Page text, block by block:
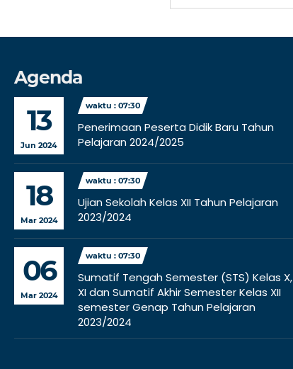
Agenda
13
Jun 2024
waktu : 07:30
Penerimaan Peserta Didik Baru Tahun
Pelajaran 2024/2025
18
Mar 2024
waktu : 07:30
Ujian Sekolah Kelas XII Tahun Pelajaran
2023/2024
06
Mar 2024
waktu : 07:30
Sumatif Tengah Semester (STS) Kelas X,
XI dan Sumatif Akhir Semester Kelas XII
semester Genap Tahun Pelajaran
2023/2024